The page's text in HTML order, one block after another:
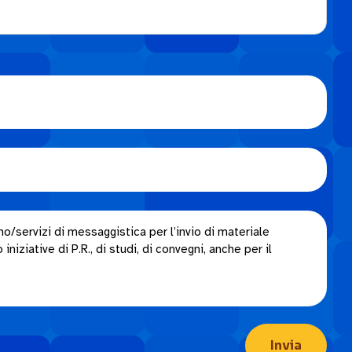
servizi di messaggistica per l’invio di materiale
di P.R., di studi, di convegni, anche per il